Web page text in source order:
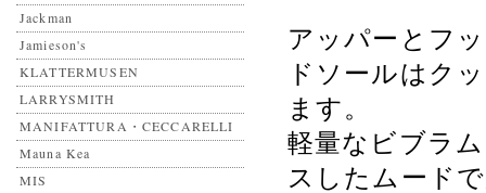
Jackman
Jamieson's
KLATTERMUSEN
LARRYSMITH
MANIFATTURA・CECCARELLI
Mauna Kea
MIS
アッパーとフ
ドソールはク
ます。
軽量なビブラ
スしたムード